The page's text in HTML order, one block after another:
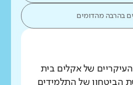
בהרבה מהדומים
של אקלים בית
הביטחון של התלמידים